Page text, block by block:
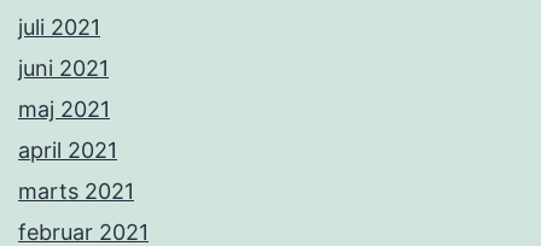
juli 2021
juni 2021
maj 2021
april 2021
marts 2021
februar 2021